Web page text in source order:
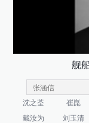
舰
沈之荃 崔崑
戴汝为
刘玉清